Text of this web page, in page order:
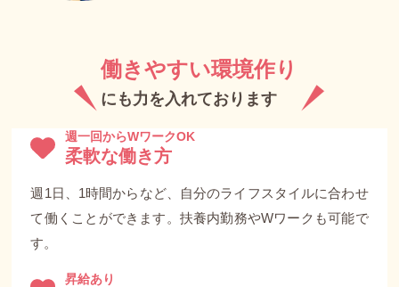
働きやすい環境作り
にも力を入れております
週一回からWワークOK
柔軟な働き方
週1日、1時間からなど、自分のライフスタイルに合わせ
て働くことができます。扶養内勤務やWワークも可能で
す。
昇給あり